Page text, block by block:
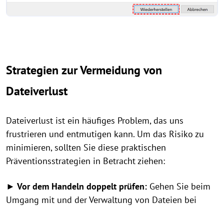
Strategien zur Vermeidung von
Dateiverlust
Dateiverlust ist ein häufiges Problem, das uns
frustrieren und entmutigen kann. Um das Risiko zu
minimieren, sollten Sie diese praktischen
Präventionsstrategien in Betracht ziehen:
► Vor dem Handeln doppelt prüfen: Gehen Sie beim
Umgang mit und der Verwaltung von Dateien bei